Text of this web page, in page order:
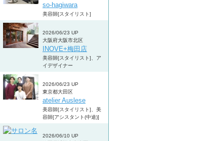
so-hagiwara
美容師[スタイリスト]
2026/06/23 UP
大阪府大阪市北区
INOVE+梅田店
美容師[スタイリスト]、ア
イデザイナー
2026/06/23 UP
東京都大田区
atelier Auslese
美容師[スタイリスト]、美
容師[アシスタント(中途)]
2026/06/10 UP